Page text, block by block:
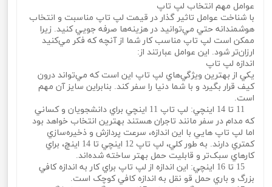
عوامل مهم انتخاب لپ تاپ
با شناخت عوامل تاثير گذار در قيمت لپ تاپ مناسبت و انتخاب
هوشمندانه حتي مي‌توانيد در هزينه‌ها صرفه جويي کنيد. زيرا
ممکن است لپ تاپ مناسب کار شما از آنچه که فکر مي‌کنيد
ارزان‌تر شود. اين عوامل عبارتند از:
اندازه لپ تاپ
يکي از بهترين ويژگي‌هاي لپ تاپ اين است که مي‌تواند درون
کيف قرار بگيرد و با شما دنيا را سفر کند. بنابراين سايز آن مهم
است.
11 تا 14 اينچي: لپ تاپ 11 اينچي براي دانشجويان و کساني
که مدام در سفر مانند تاجران هستند بهترين انتخاب خواهد بود
اما لپ تاپ هايي با اين اندازه، سرعت پردازش و ذخيره‌سازي
کمتري دارند. به طور کلي، لپ تاپ 12 اينچي تا 14 اينچ، براي
کارهاي سبک‌تر و قابليت حمل بهتر ساخته شده‌اند.
15 تا 16 اينچي: اين اندازه از لپ تاپ براي کار به اندازه کافي
بزرگ و باري حمل‌ قو‌ نقل به اندازه کافي کوچک است.